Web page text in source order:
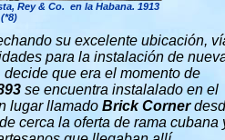
Rey & Co. en la Habana. 1913
(*8)
su excelente ubicación,
para la instalación de
que era el momento de
se encuentra instalalado en el
lugar llamado Brick Corner
cerca la oferta de rama cubana